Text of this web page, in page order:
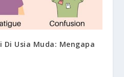
Usia Muda: Mengapa